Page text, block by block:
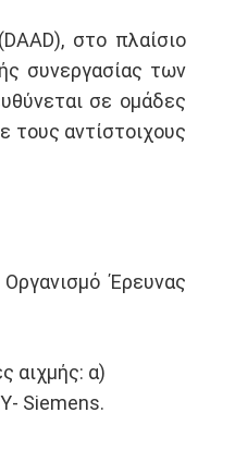
στο πλαίσιο
συνεργασίας των
σε ομάδες
τους αντίστοιχους
Έρευνας
αιχμής: α)
Siemens.